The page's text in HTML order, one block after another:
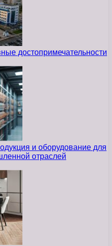
достопримечательности
и оборудование для
отраслей